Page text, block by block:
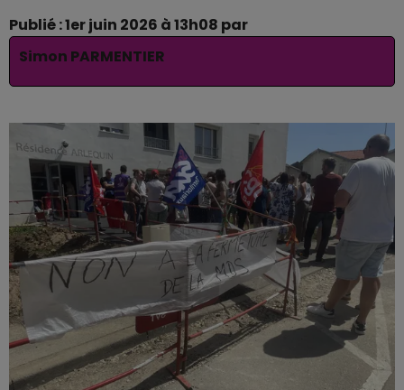
Publié : 1er juin 2026 à 13h08 par
Simon PARMENTIER